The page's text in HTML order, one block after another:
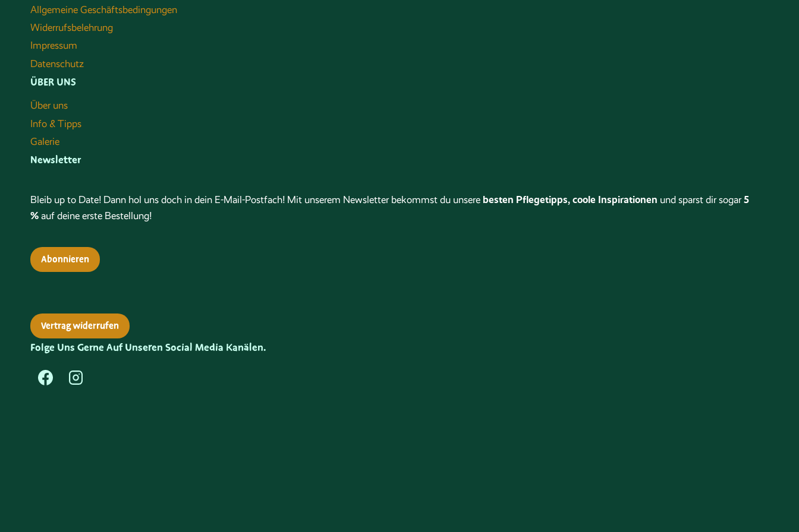
Allgemeine Geschäftsbedingungen
Widerrufsbelehrung
Impressum
Datenschutz
ÜBER UNS
Über uns
Info & Tipps
Galerie
Newsletter
Bleib up to Date! Dann hol uns doch in dein E-Mail-Postfach! Mit unserem Newsletter bekommst du unsere besten Pflegetipps, coole Inspirationen und sparst dir sogar5
% auf deine erste Bestellung!
Abonnieren
Vertrag widerrufen
Folge Uns Gerne Auf Unseren Social Media Kanälen.